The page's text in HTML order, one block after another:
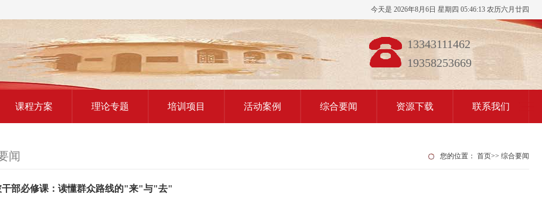
今天是 2026年8月6日 星期四 05:46:13 农历六月廿四
13343111462
19358253669
课程方案 理论专题 培训项目 活动案例 综合要闻 资源下载 联系我们
闻 您的位置： 首页>> 综合要闻
干部必修课：读懂群众路线的"来"与"去"